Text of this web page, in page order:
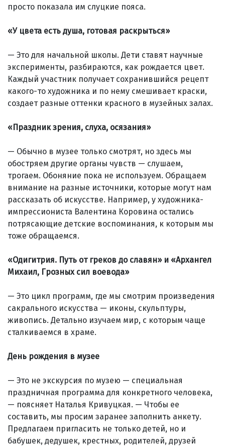
просто показала им слуцкие пояса.
«У цвета есть душа, готовая раскрыться»
— Это для начальной школы. Дети ставят научные
эксперименты, разбираются, как рождается цвет.
Каждый участник получает сохранившийся рецепт
какого-то художника и по нему смешивает краски,
создает разные оттенки красного в музейных залах.
«Праздник зрения, слуха, осязания»
— Обычно в музее только смот­рят, но здесь мы
обостряем другие органы чувств — слушаем,
трогаем. Обоняние пока не используем. Обращаем
внимание на разные источники, которые могут нам
рассказать об искусстве. Например, у художника-
импрессиониста Валентина Коровина остались
потрясающие детские воспоминания, к которым мы
тоже обращаемся.
«Одигитрия. Путь от греков до славян» и «Архангел
Михаил, Грозных сил воевода»
— Это цикл программ, где мы смотрим произведения
сакрального искусства — иконы, скульптуры,
живопись. Детально изучаем мир, с которым чаще
сталкиваемся в храме.
День рождения в музее
— Это не экскурсия по музею — специальная
праздничная программа для конкретного человека,
— поясняет Наталья Кривуцкая. — Чтобы ее
составить, мы просим заранее заполнить анкету.
Предлагаем пригласить не только детей, но и
бабушек, дедушек, крестных, родителей, друзей